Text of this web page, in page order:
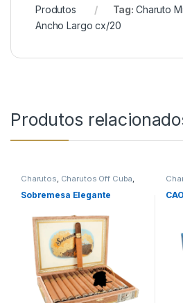
Produtos
Tag: Charuto
Ancho Largo cx/20
Produtos
Charutos Charutos Off Cuba
Charutos Sobremesa
Sobremesa Elegante Off